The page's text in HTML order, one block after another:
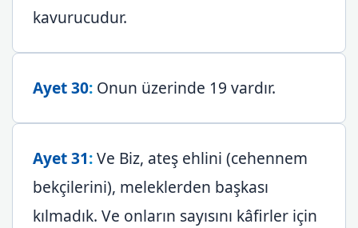
kavurucudur.
Ayet 30: Onun üzerinde 19 vardır.
Ayet 31:Ve Biz, ateş ehlini (cehennem
bekçilerini), meleklerden başkası
kılmadık. Ve onların sayısını kâfirler için